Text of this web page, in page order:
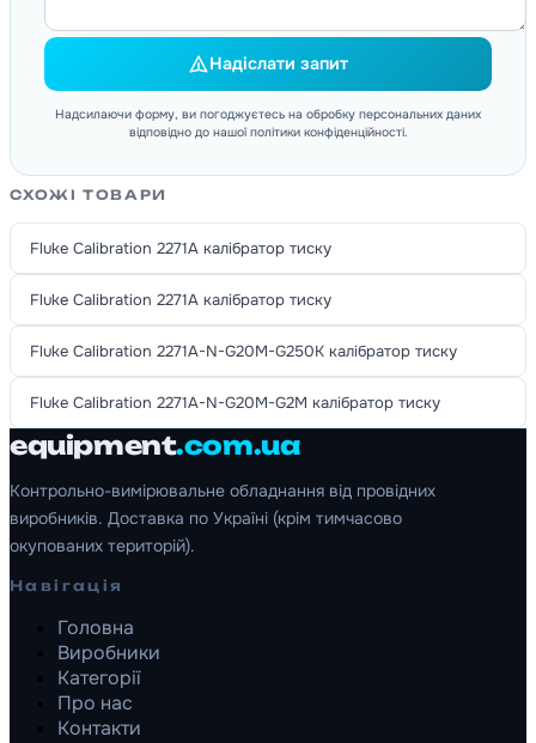
Надіслати запит
Надсилаючи форму, ви погоджуєтесь на обробку персональних даних
відповідно до нашої політики конфіденційності.
СХОЖІ ТОВАРИ
Fluke Calibration 2271A калібратор тиску
Fluke Calibration 2271A калібратор тиску
Fluke Calibration 2271A-N-G20M-G250K калібратор тиску
Fluke Calibration 2271A-N-G20M-G2M калібратор тиску
equipment.com.ua
Контрольно-вимірювальне обладнання від провідних
виробників. Доставка по Україні (крім тимчасово
окупованих територій).
Навігація
Головна
Виробники
Категорії
Про нас
Контакти